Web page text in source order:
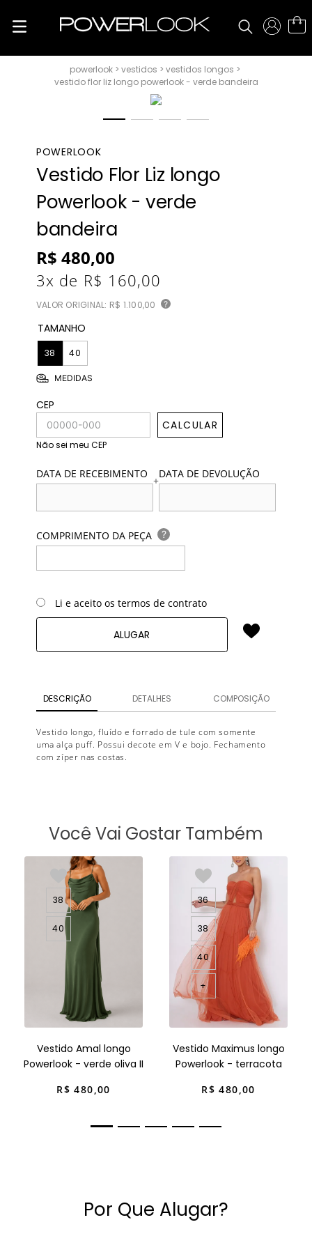
vestidos
vestidos longos
vestido flor liz longo powerlook - verde bandeira
POWERLOOK
Vestido Flor Liz longo
Powerlook - verde
bandeira
R$ 480,00
3x de R$ 160,00
VALOR ORIGINAL: R$ 1.100,00 ?
TAMANHO
38 40
MEDIDAS
CEP
CALCULAR
Não sei meu CEP
DATA DE RECEBIMENTO +DATA DE DEVOLUÇÃO
COMPRIMENTO DA PEÇA ?
Li e aceito os termos de contrato
ALUGAR
DESCRIÇÃO DETALHES COMPOSIÇÃO
Vestido longo, fluído e forrado de tule com somente
uma alça puff. Possui decote em V e bojo. Fechamento
com zíper nas costas.
Você Vai Gostar Também
38
40
Vestido Amal longo
Powerlook - verde oliva II
R$ 480,00
36
38
40
+
Vestido Maximus longo
Powerlook - terracota
R$ 480,00
Por Que Alugar?